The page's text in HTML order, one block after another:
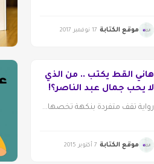
موقع الكتابة 17 نوفمبر 2017
هاني القط يكتب .. من الذي
لا يحب جمال عبد الناصر؟!
رواية تقف متفردة بنكهة تخصها...
موقع الكتابة 7 أكتوبر 2015